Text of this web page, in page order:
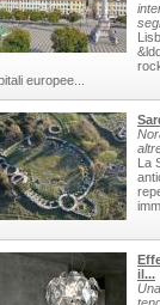
europee...
La
il...